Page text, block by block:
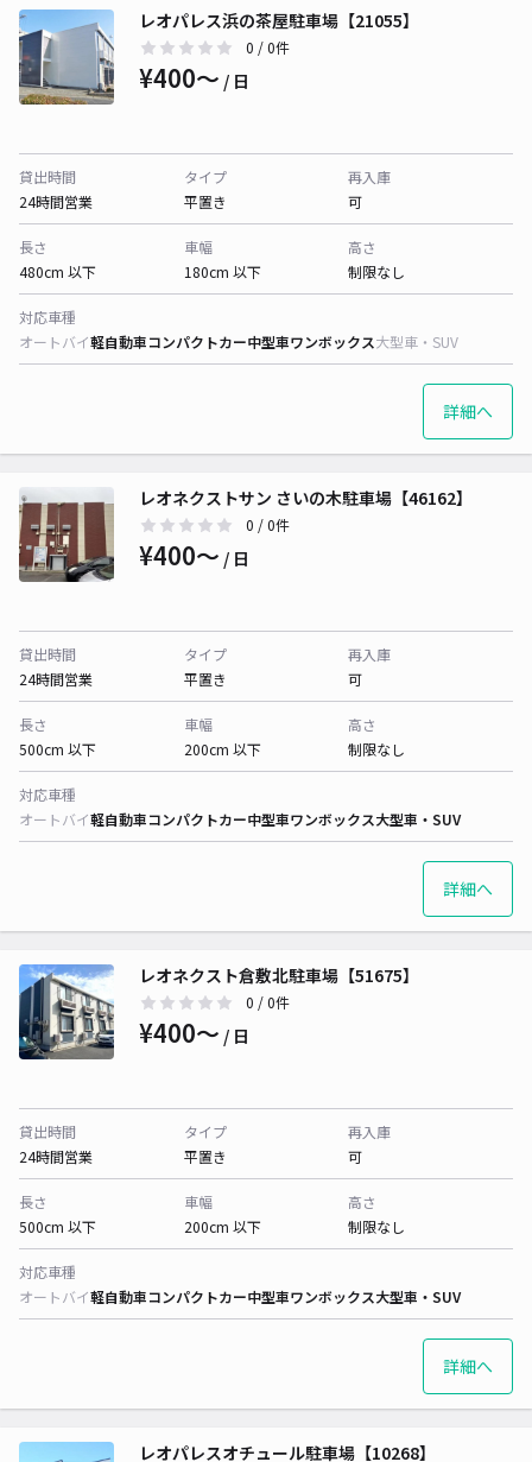
レオパレス浜の茶屋駐車場【21055】
0 / 0件
¥400〜 / 日
貸出時間
24時間営業
タイプ
平置き
再入庫
可
長さ
480cm 以下
車幅
180cm 以下
高さ
制限なし
対応車種
オートバイ軽自動車コンパクトカー中型車ワンボックス大型車・SUV
詳細へ
レオネクストサン さいの木駐車場【46162】
0 / 0件
¥400〜 / 日
貸出時間
24時間営業
タイプ
平置き
再入庫
可
長さ
500cm 以下
車幅
200cm 以下
高さ
制限なし
対応車種
オートバイ軽自動車コンパクトカー中型車ワンボックス大型車・SUV
詳細へ
レオネクスト倉敷北駐車場【51675】
0 / 0件
¥400〜 / 日
貸出時間
24時間営業
タイプ
平置き
再入庫
可
長さ
500cm 以下
車幅
200cm 以下
高さ
制限なし
対応車種
オートバイ軽自動車コンパクトカー中型車ワンボックス大型車・SUV
詳細へ
レオパレスオチュール駐車場【10268】